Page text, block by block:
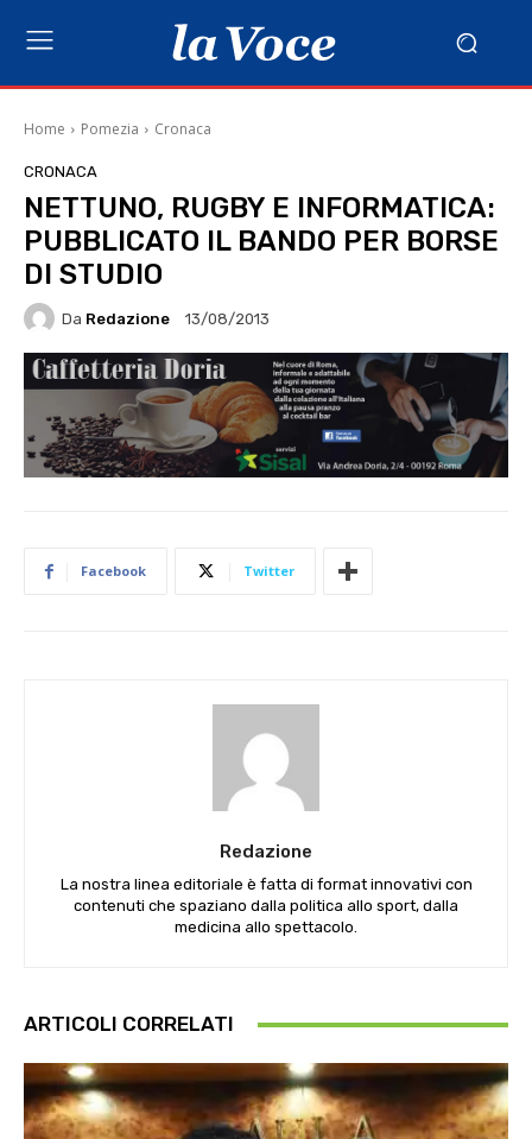
Home Pomezia Cronaca
CRONACA
NETTUNO, RUGBY E INFORMATICA:
PUBBLICATO IL BANDO PER BORSE
DI STUDIO
Da Redazione 13/08/2013
Facebook Twitter
Redazione
La nostra linea editoriale è fatta di format innovativi con
contenuti che spaziano dalla politica allo sport, dalla
medicina allo spettacolo.
ARTICOLI CORRELATI